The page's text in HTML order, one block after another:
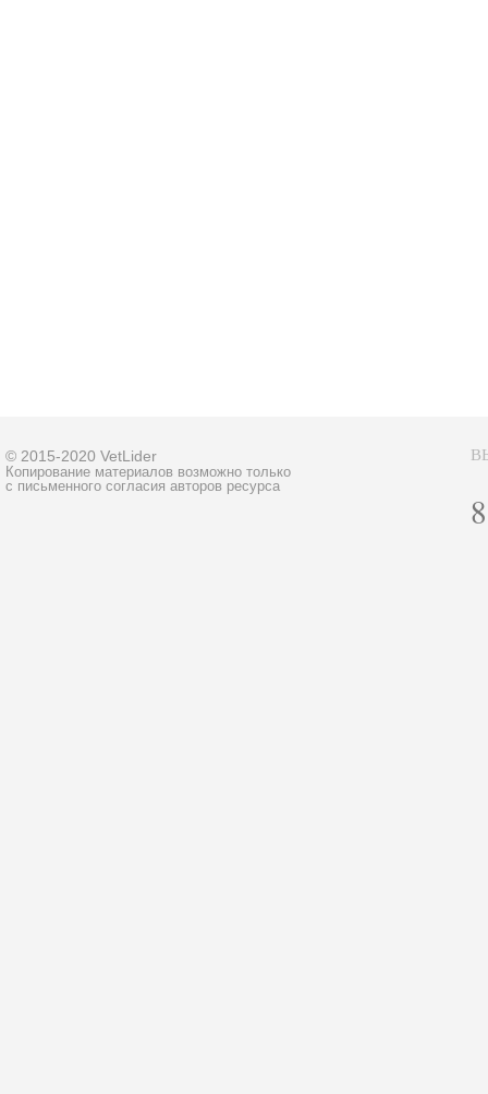
© 2015-2020 VetLider
Копирование материалов возможно только
с письменного согласия авторов ресурса